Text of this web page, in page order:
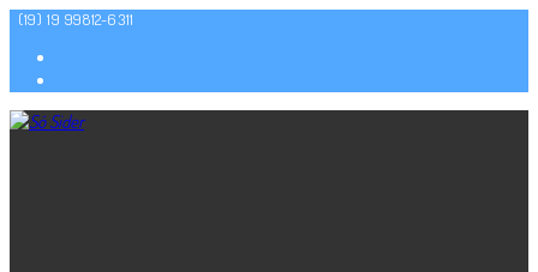
(19) 19 99812-6311